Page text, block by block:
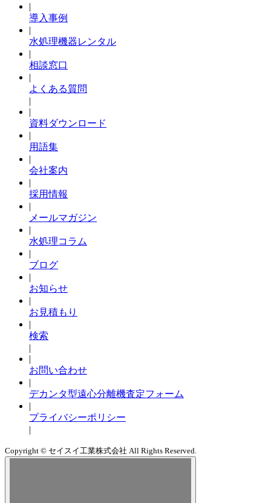
|
導入事例
|
水処理機器レンタル
|
相談窓口
|
よくある質問
|
|
資料ダウンロード
|
用語集
|
会社案内
|
採用情報
|
メールマガジン
|
水処理コラム
|
ブログ
|
お知らせ
|
お見積もり
|
検索
|
|
お問い合わせ
|
デカンタ型遠心分離機査定フォーム
|
プライバシーポリシー
|
Copyright © セイスイ工業株式会社 All Rights Reserved.